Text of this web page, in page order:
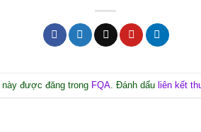
này được đăng trong FQA. Đánh dấu liên kết